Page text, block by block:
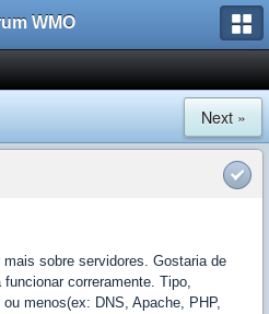
WMO
Next »
sobre servidores. Gostaria de
correramente. Tipo,
menos(ex: DNS, Apache, PHP,